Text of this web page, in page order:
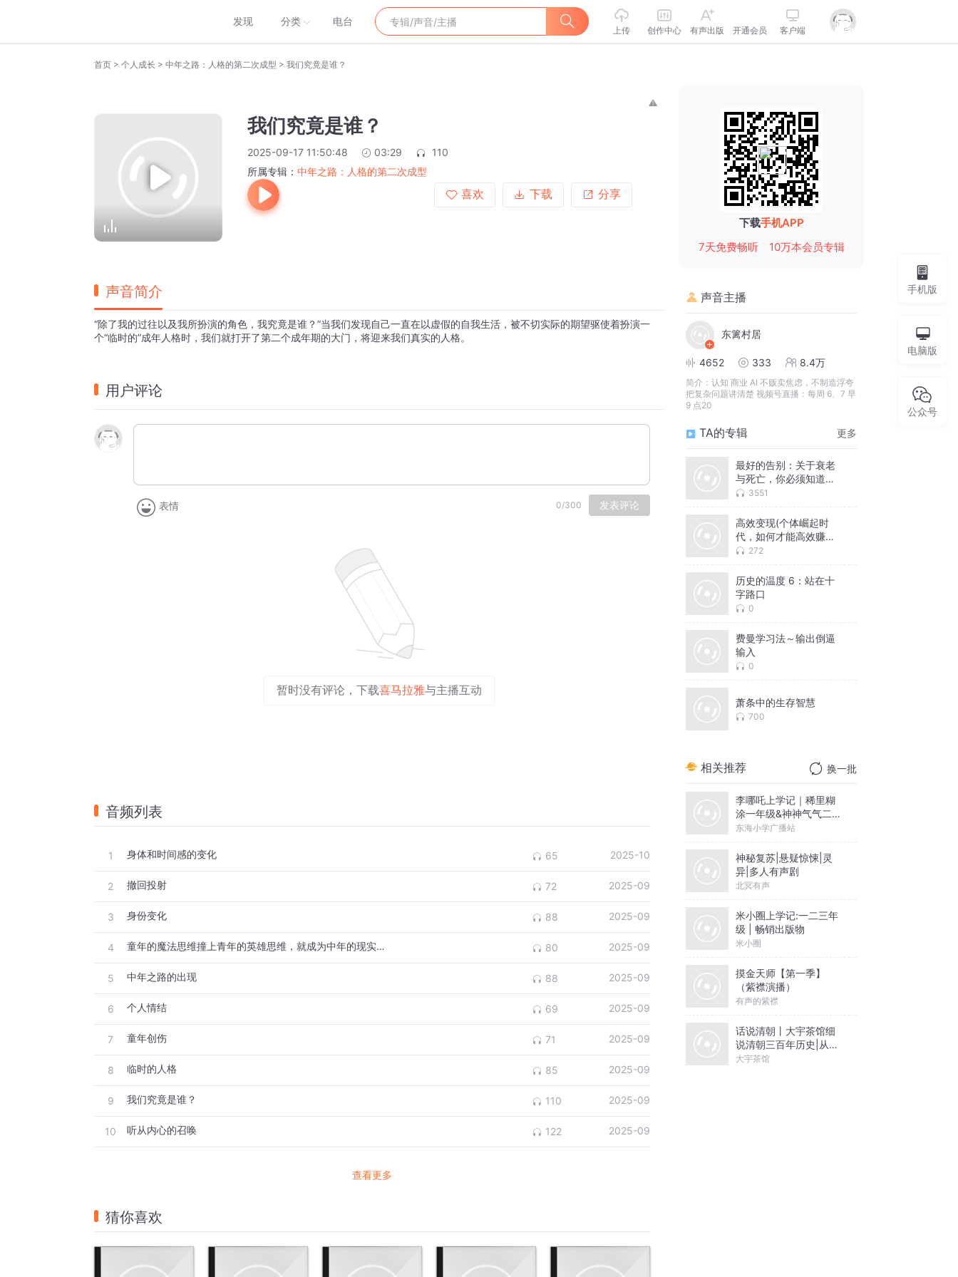
发现 分类 电台
上传 创作中心 有声出版 开通会员 客户端
首页 > 个人成长 > 中年之路：人格的第二次成型 > 我们究竟是谁？
我们究竟是谁？
2025-09-17 11:50:48 03:29
110
所属专辑： 中年之路：人格的第二次成型
喜欢
下载 分享
声音简介
“除了我的过往以及我所扮演的角色，我究竟是谁？”当我们发现自己一直在以虚假的自我生活，被不切实际的期望驱使着扮演一
个“临时的”成年人格时，我们就打开了第二个成年期的大门，将迎来我们真实的人格。
用户评论
表情 0/300 发表评论
暂时没有评论，下载喜马拉雅与主播互动
音频列表
1 身体和时间感的变化 65 2025-10
2 撤回投射 72 2025-09
3 身份变化 88 2025-09
4 童年的魔法思维撞上青年的英雄思维，就成为中年的现实思维 80 2025-09
5 中年之路的出现 88 2025-09
6 个人情结 69 2025-09
7 童年创伤 71 2025-09
8 临时的人格 85 2025-09
9 我们究竟是谁？ 110 2025-09
10 听从内心的召唤 122 2025-09
查看更多
猜你喜欢
下载手机APP
7天免费畅听
10万本会员专辑
声音主播
东篱村居
4652 333 8.4万
简介： 认知 商业 AI 不贩卖焦虑，不制造浮夸
把复杂问题讲清楚 视频号直播：每周 6、7 早
9 点20
TA的专辑 更多
最好的告别：关于衰老
与死亡，你必须知道的
常识3551
高效变现(个体崛起时
代，如何才能高效赚到
钱 272
历史的温度 6：站在十
字路口
0
费曼学习法～输出倒逼
输入
0
萧条中的生存智慧
700
相关推荐 换一批
李哪吒上学记｜稀里糊
涂一年级&神神气气二年
级
东海小学广播站
神秘复苏|悬疑惊悚|灵
异|多人有声剧
北冥有声
米小圈上学记:一二三年
级 | 畅销出版物
米小圈
摸金天师【第一季】
（紫襟演播）
有声的紫襟
话说清朝丨大宇茶馆细
说清朝三百年历史|从努
尔哈赤到末代皇帝溥仪|
大宇茶馆
手机版
电脑版
公众号